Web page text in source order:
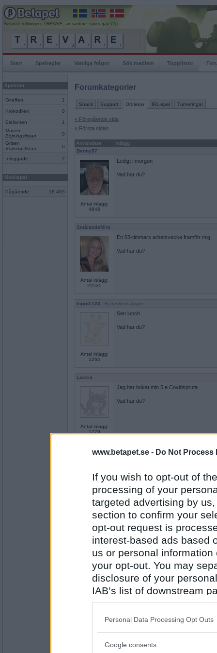
www.betapet.se - Do Not Process
If you wish to opt-out of
processing of your
targeted advertising by
section to confirm your
opt-out request is
interest-based ads based
us or personal
your opt-out. You may
disclosure of your
IAB’s list of downstream
also be disclosed by us
Downstream Participants
Please note that this
Personal Data Processing Opt Outs
Google consents
Senaste rullningen, TREVArE, av samme_spurs gav 77p
Start Spelregler Vanliga frågor Sök medlem Topplistor
Spelrum
Giraffen 1
Krokodilen 0
Elefanten
1
Musen
Böjningslistan
0
Grisen
Böjningslistan
0
Inloggade 2
Mobilspel
Pågående 18 455
Forumkategorier
Snack Support Ordlekar IRL-spel Turneringar
« Föregående sida
« Första sidan
Användare
Inlägg
Benny57
Antal inlägg:
4646
Ledigt i morgon
Vad har du?
SmålandsMira
Antal inlägg:
22535
En 53-timmars arbetsvecka framför mig
Vad har du?
Ingrid 123 - Ej medlem längre
Antal inlägg:
1264
Sen lunch
Vad har du?
Lackia
Antal inlägg:
1779
Jag har bokat min 5:e Covidspruta..
Vad har du?
en dum en
Antal inlägg:
13194
Antal inlägg:
13194
Vad har du?
SmålandsMira
Antal inlägg:
En jobbintensiv vecka
Vad har du?